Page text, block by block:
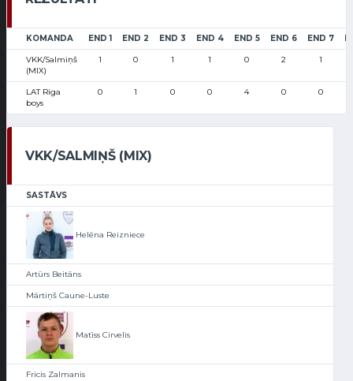
KOMANDA END 1 END 2 END 3 END 4 END 5 END 6 END 7
VKK/Salmiņš
(MIX)
1 0 1 1 0 2 1
LAT Riga
boys
0 1 0 0 4 0 0
VKK/SALMIŅŠ (MIX)
SASTĀVS
Helēna Reizniece
Artūrs Beitāns
Mārtiņš Caune-Luste
Matīss Cirvelis
Fricis Zalmanis